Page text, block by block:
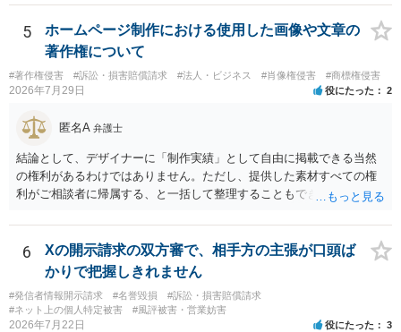
渉が行われ、双方合意に至れば支払が開始され、決裂して相手方が訴
訟提起を選択すれば訴訟の中で解決がなされる流れが通常です。
5
ホームページ制作における使用した画像や文章の
著作権について
#著作権侵害 #訴訟・損害賠償請求 #法人・ビジネス #肖像権侵害 #商標権侵害
2026年7月29日 役にたった 2
匿名A 弁護士
結論として、デザイナーに「制作実績」として自由に掲載できる当然
の権利があるわけではありません。ただし、提供した素材すべての権
利がご相談者に帰属する、と一括して整理することもできません。 ご
身が著作権者です。 他方、ブランド名、文字主体のロゴ、商品情報、
短いキャッチコピー、販売コンセプトなどは、通常、著作物には当た
りません。ただし、ロゴに独自の図形やイラスト等が含まれる場合に
は、その表現部分が著作物となる可能性があります。 また、人物写真
の著作権は撮影者に、肖像に関する権利は被写体本人に帰属します
（著作権法2条・17条）。 ウェブサイト全体に当然に著作権が生じる
6
Xの開示請求の双方審で、相手方の主張が口頭ば
かりで把握しきれません
#発信者情報開示請求 #名誉毀損
#訴訟・損害賠償請求
#ネット上の個人特定被害
#風評被害・営業妨害
2026年7月22日 役にたった 3